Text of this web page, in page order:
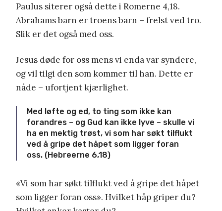
Paulus siterer også dette i Romerne 4,18.
Abrahams barn er troens barn – frelst ved tro.
Slik er det også med oss.
Jesus døde for oss mens vi enda var syndere,
og vil tilgi den som kommer til han. Dette er
nåde – ufortjent kjærlighet.
Med løfte og ed, to ting som ikke kan
forandres – og Gud kan ikke lyve – skulle vi
ha en mektig trøst, vi som har søkt tilflukt
ved å gripe det håpet som ligger foran
oss. (Hebreerne 6,18)
«Vi som har søkt tilflukt ved å gripe det håpet
som ligger foran oss». Hvilket håp griper du?